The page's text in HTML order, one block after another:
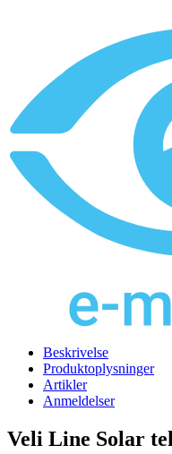
Beskrivelse
Produktoplysninger
Artikler
Anmeldelser
Veli Line Solar